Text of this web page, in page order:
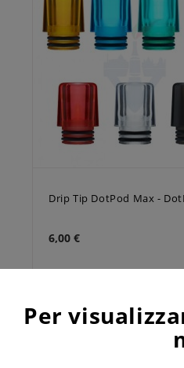
Per
Drip Tip DotPod Max -
6,00 €